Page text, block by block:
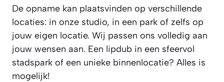
De opname kan plaatsvinden op verschillende
locaties: in onze studio, in een park of zelfs op
jouw eigen locatie. Wij passen ons volledig aan
jouw wensen aan. Een lipdub in een sfeervol
stadspark of een unieke binnenlocatie? Alles is
mogelijk!